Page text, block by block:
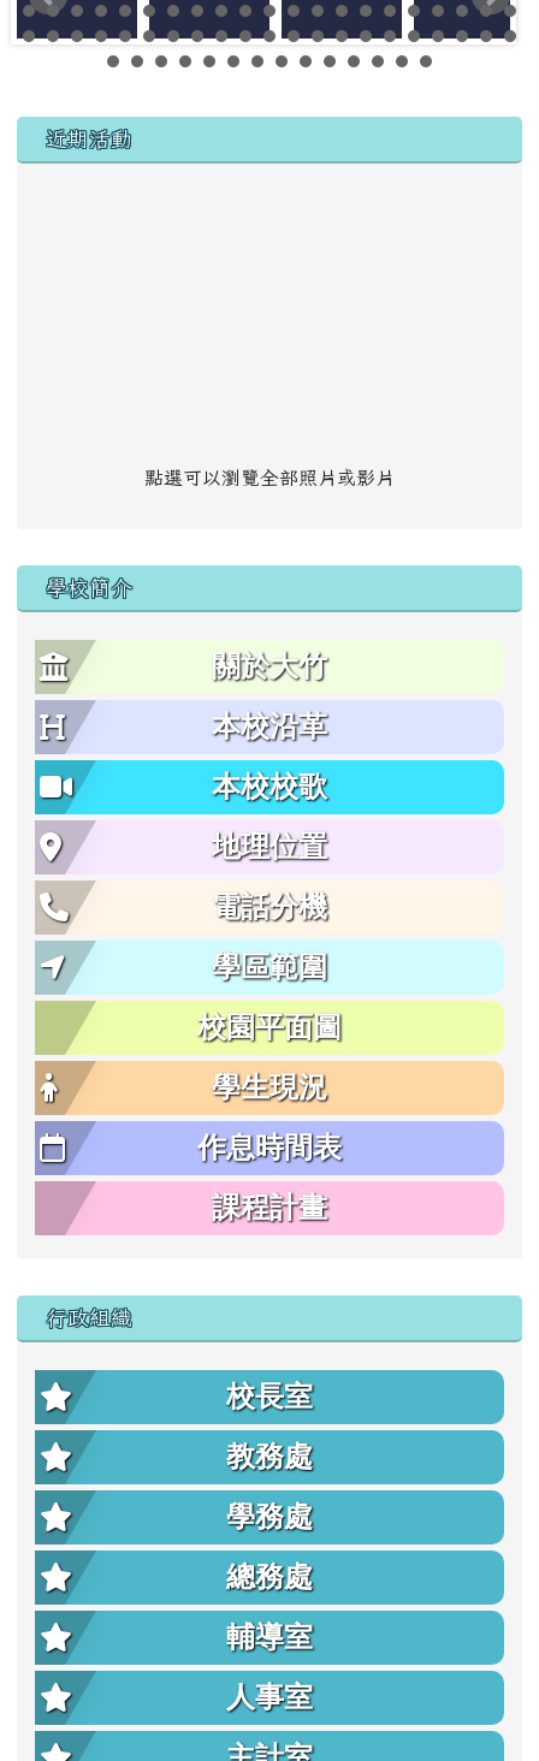
左邊區域內容
近期活動
點選可以瀏覽全部照片或影片
學校簡介
關於大竹
本校沿革
本校校歌
地理位置
電話分機
學區範圍
校園平面圖
學生現況
作息時間表
課程計畫
行政組織
校長室
教務處
學務處
總務處
輔導室
人事室